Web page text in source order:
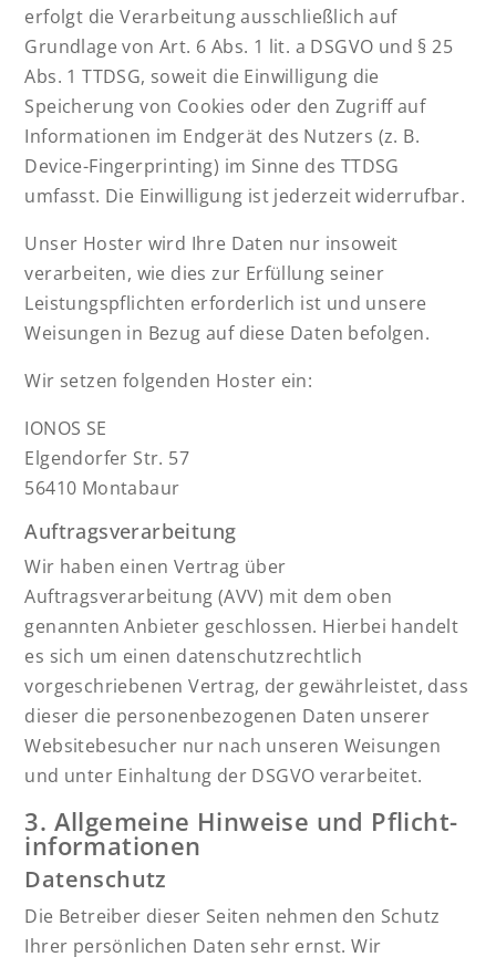
erfolgt die Verarbeitung ausschließlich auf
Grundlage von Art. 6 Abs. 1 lit. a DSGVO und § 25
Abs. 1 TTDSG, soweit die Einwilligung die
Speicherung von Cookies oder den Zugriff auf
Informationen im Endgerät des Nutzers (z. B.
Device-Fingerprinting) im Sinne des TTDSG
umfasst. Die Einwilligung ist jederzeit widerrufbar.
Unser Hoster wird Ihre Daten nur insoweit
verarbeiten, wie dies zur Erfüllung seiner
Leistungspflichten erforderlich ist und unsere
Weisungen in Bezug auf diese Daten befolgen.
Wir setzen folgenden Hoster ein:
IONOS SE
Elgendorfer Str. 57
56410 Montabaur
Auftragsverarbeitung
Wir haben einen Vertrag über
Auftragsverarbeitung (AVV) mit dem oben
genannten Anbieter geschlossen. Hierbei handelt
es sich um einen datenschutzrechtlich
vorgeschriebenen Vertrag, der gewährleistet, dass
dieser die personenbezogenen Daten unserer
Websitebesucher nur nach unseren Weisungen
und unter Einhaltung der DSGVO verarbeitet.
3. Allgemeine Hinweise und Pflicht­
informationen
Datenschutz
Die Betreiber dieser Seiten nehmen den Schutz
Ihrer persönlichen Daten sehr ernst. Wir